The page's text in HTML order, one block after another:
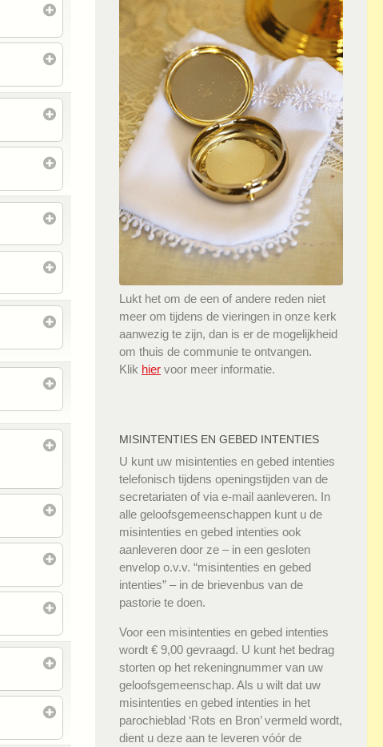
Lukt het om de een of andere reden niet
meer om tijdens de vieringen in onze kerk
aanwezig te zijn, dan is er de mogelijkheid
om thuis de communie te ontvangen.
Klik hier voor meer informatie.
MISINTENTIES EN GEBED INTENTIES
U kunt uw misintenties en gebed intenties
telefonisch tijdens openingstijden van de
secretariaten of via e-mail aanleveren. In
alle geloofsgemeenschappen kunt u de
misintenties en gebed intenties ook
aanleveren door ze – in een gesloten
envelop o.v.v. “misintenties en gebed
intenties” – in de brievenbus van de
pastorie te doen.
Voor een misintenties en gebed intenties
wordt € 9,00 gevraagd. U kunt het bedrag
storten op het rekeningnummer van uw
geloofsgemeenschap. Als u wilt dat uw
misintenties en gebed intenties in het
parochieblad ‘Rots en Bron’ vermeld wordt,
dient u deze aan te leveren vóór de